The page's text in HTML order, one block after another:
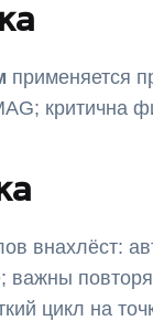
применяется
критична
внахлёст:
важны
цикл на